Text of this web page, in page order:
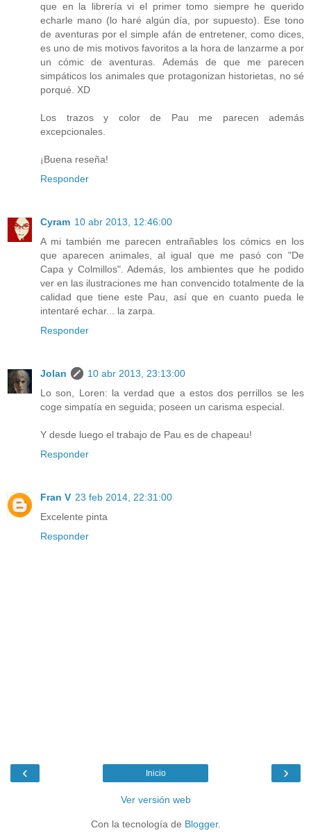
que en la librería vi el primer tomo siempre he querido
echarle mano (lo haré algún día, por supuesto). Ese tono
de aventuras por el simple afán de entretener, como dices,
es uno de mis motivos favoritos a la hora de lanzarme a por
un cómic de aventuras. Además de que me parecen
simpáticos los animales que protagonizan historietas, no sé
porqué. XD
Los trazos y color de Pau me parecen además
excepcionales.
¡Buena reseña!
Responder
Cyram 10 abr 2013, 12:46:00
A mi también me parecen entrañables los cómics en los
que aparecen animales, al igual que me pasó con "De
Capa y Colmillos". Además, los ambientes que he podido
ver en las ilustraciones me han convencido totalmente de la
calidad que tiene este Pau, así que en cuanto pueda le
intentaré echar... la zarpa.
Responder
Jolan
10 abr 2013, 23:13:00
Lo son, Loren: la verdad que a estos dos perrillos se les
coge simpatía en seguida; poseen un carisma especial.
Y desde luego el trabajo de Pau es de chapeau!
Responder
Fran V 23 feb 2014, 22:31:00
Excelente pinta
Responder
‹ ›
Inicio
Ver versión web
Con la tecnología de Blogger.